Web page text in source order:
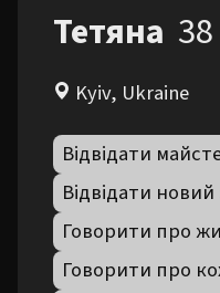
Тетяна 38
Kyiv, Ukraine
Відвідати
Відвідати
Говорити про
Говорити про